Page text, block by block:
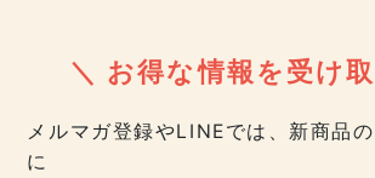
＼ お得な情報を受け
メルマガ登録やLINEでは、新商品
に